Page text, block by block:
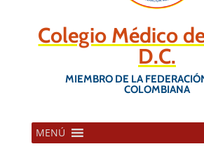
Colegio Médico
D.C.
MIEMBRO DE LA
COLOMBIANA
MENÚ